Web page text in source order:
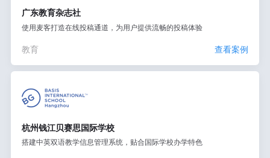
广东教育杂志社
使用麦客打造在线投稿通道，为用户提供流畅的投稿体验
教育 查看案例
杭州钱江贝赛思国际学校
搭建中英双语教学信息管理系统，贴合国际学校办学特色